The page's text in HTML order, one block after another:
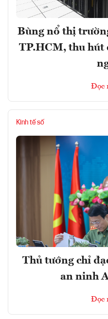
Bùng nổ thị
TP.HCM, thu hút
Đọc
Kinh tế số
Thủ tướng chỉ
an ninh
Đọc